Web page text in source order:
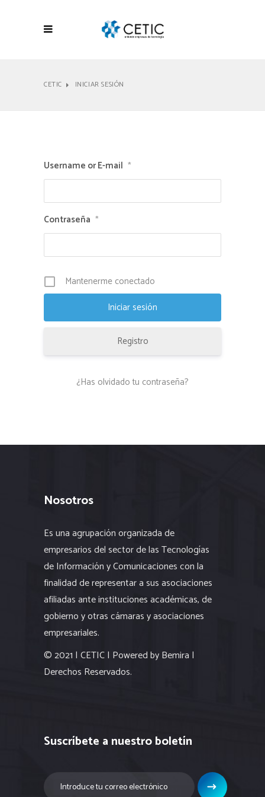
CETIC INICIAR SESIÓN
Username or E-mail *
Contraseña *
Mantenerme conectado
Registro
¿Has olvidado tu contraseña?
Nosotros
Es una agrupación organizada de
empresarios del sector de las Tecnologías
de Información y Comunicaciones con la
finalidad de representar a sus asociaciones
afiliadas ante instituciones académicas, de
gobierno y otras cámaras y asociaciones
empresariales.
© 2021 | CETIC | Powered by Bemira |
Derechos Reservados.
Suscríbete a nuestro boletín